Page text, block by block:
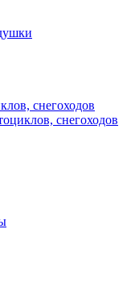
снегоходов
снегоходов